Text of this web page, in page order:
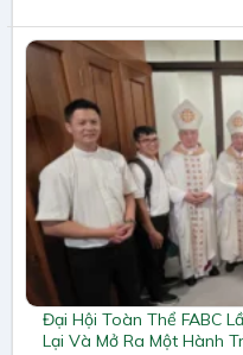
Đại Hội Toàn Thể FABC
Lại Và Mở Ra Một Hành